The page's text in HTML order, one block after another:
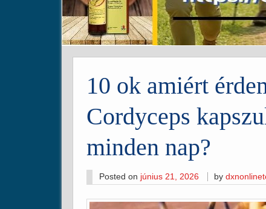
10 ok amiért
Cordyceps
minden nap?
Posted on június 21, 2026 by